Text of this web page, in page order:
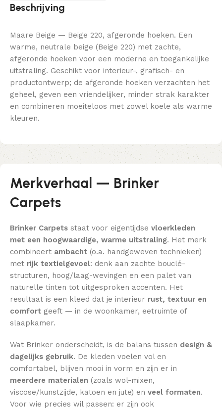
Beschrijving
Maare Beige — Beige 220, afgeronde hoeken. Een
warme, neutrale beige (Beige 220) met zachte,
afgeronde hoeken voor een moderne en toegankelijke
uitstraling. Geschikt voor interieur-, grafisch- en
productontwerp; de afgeronde hoeken verzachten het
geheel, geven een vriendelijker, minder strak karakter
en combineren moeiteloos met zowel koele als warme
kleuren.
Merkverhaal — Brinker
Carpets
Brinker Carpets staat voor eigentijdse vloerkleden
met een hoogwaardige, warme uitstraling. Het merk
combineert ambacht (o.a. handgeweven technieken)
met rijk textielgevoel: denk aan zachte bouclé-
structuren, hoog/laag-wevingen en een palet van
naturelle tinten tot uitgesproken accenten. Het
resultaat is een kleed dat je interieur rust, textuur en
comfort geeft — in de woonkamer, eetruimte of
slaapkamer.
Wat Brinker onderscheidt, is de balans tussen design &
dagelijks gebruik. De kleden voelen vol en
comfortabel, blijven mooi in vorm en zijn er in
meerdere materialen (zoals wol-mixen,
viscose/kunstzijde, katoen en jute) en veel formaten.
Voor wie precies wil passen: er zijn ook